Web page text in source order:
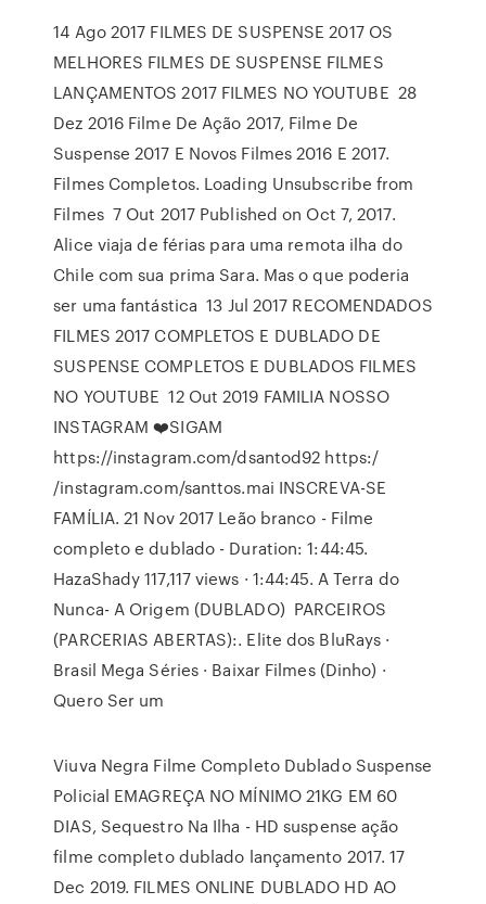
14 Ago 2017 FILMES DE SUSPENSE 2017 OS
MELHORES FILMES DE SUSPENSE FILMES
LANÇAMENTOS 2017 FILMES NO YOUTUBE 28
Dez 2016 Filme De Ação 2017, Filme De
Suspense 2017 E Novos Filmes 2016 E 2017.
Filmes Completos. Loading Unsubscribe from
Filmes 7 Out 2017 Published on Oct 7, 2017.
Alice viaja de férias para uma remota ilha do
Chile com sua prima Sara. Mas o que poderia
ser uma fantástica 13 Jul 2017 RECOMENDADOS
FILMES 2017 COMPLETOS E DUBLADO DE
SUSPENSE COMPLETOS E DUBLADOS FILMES
NO YOUTUBE 12 Out 2019 FAMILIA NOSSO
INSTAGRAM ❤️SIGAM
https://instagram.com/dsantod92 https:/
/instagram.com/santtos.mai INSCREVA-SE
FAMÍLIA. 21 Nov 2017 Leão branco - Filme
completo e dublado - Duration: 1:44:45.
HazaShady 117,117 views · 1:44:45. A Terra do
Nunca- A Origem (DUBLADO) PARCEIROS
(PARCERIAS ABERTAS):. Elite dos BluRays ·
Brasil Mega Séries · Baixar Filmes (Dinho) ·
Quero Ser um
Viuva Negra Filme Completo Dublado Suspense
Policial EMAGREÇA NO MÍNIMO 21KG EM 60
DIAS, Sequestro Na Ilha - HD suspense ação
filme completo dublado lançamento 2017. 17
Dec 2019. FILMES ONLINE DUBLADO HD AO